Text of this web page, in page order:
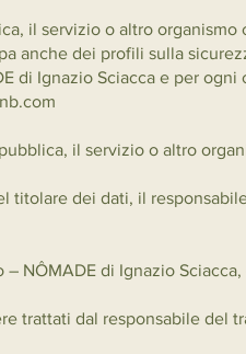
il servizio o altro
anche dei profili sulla
di Ignazio Sciacca e per
il servizio o altro
titolare dei dati, il
NÔMADE di Ignazio
trattati dal responsabile del